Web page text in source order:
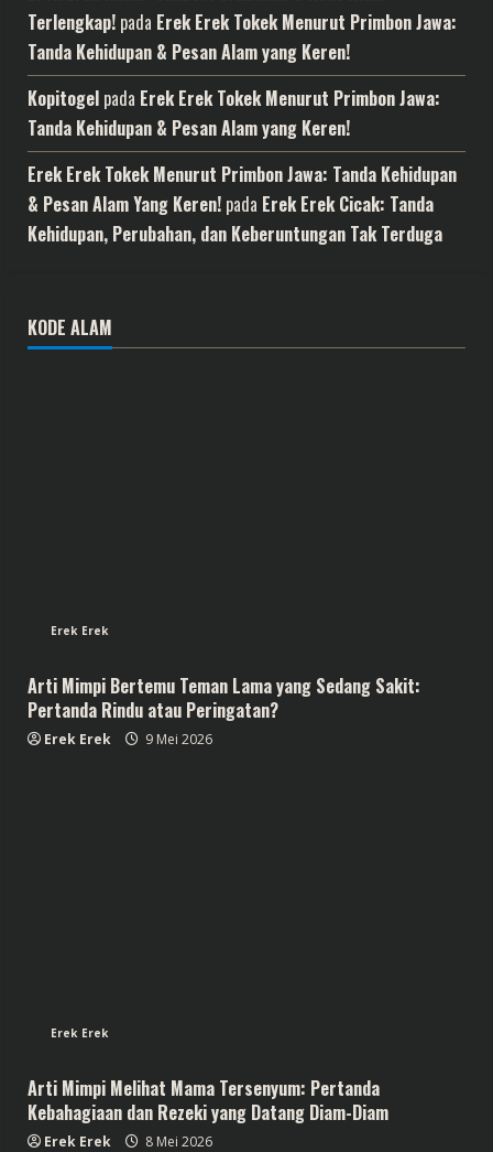
Terlengkap! pada Erek Erek Tokek Menurut Primbon Jawa:
Tanda Kehidupan & Pesan Alam yang Keren!
Kopitogel pada Erek Erek Tokek Menurut Primbon Jawa:
Tanda Kehidupan & Pesan Alam yang Keren!
Erek Erek Tokek Menurut Primbon Jawa: Tanda Kehidupan
& Pesan Alam Yang Keren! pada Erek Erek Cicak: Tanda
Kehidupan, Perubahan, dan Keberuntungan Tak Terduga
KODE ALAM
Erek Erek
Arti Mimpi Bertemu Teman Lama yang Sedang Sakit:
Pertanda Rindu atau Peringatan?
Erek Erek 9 Mei 2026
Erek Erek
Arti Mimpi Melihat Mama Tersenyum: Pertanda
Kebahagiaan dan Rezeki yang Datang Diam-Diam
Erek Erek 8 Mei 2026